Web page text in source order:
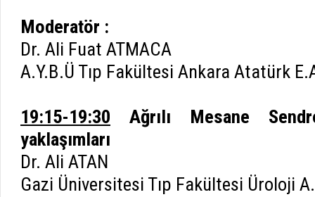
Moderatör :
Dr. Ali Fuat ATMACA
A.Y.B.Ü Tıp Fakültesi Ankara Atatürk
19:15-19:30
Ağrılı Mesane
yaklaşımları
Dr. Ali ATAN
Gazi Üniversitesi Tıp Fakültesi Üroloji